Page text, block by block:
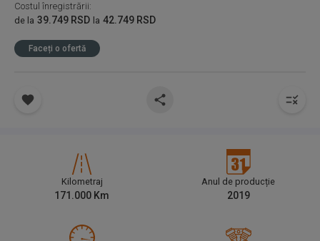
Costul înregistrării:
de la 39.749 RSD la 42.749 RSD
Faceți o ofertă
Kilometraj
171.000 Km
Anul de producție
2019